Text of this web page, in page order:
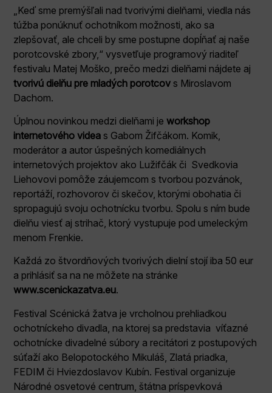
„Keď sme premýšľali nad tvorivými dielňami, viedla nás
túžba ponúknuť ochotníkom možnosti, ako sa
zlepšovať, ale chceli by sme postupne dopĺňať aj naše
porotcovské zbory,“ vysvetľuje programový riaditeľ
festivalu Matej Moško, prečo medzi dielňami nájdete aj
tvorivú dielňu pre mladých porotcov s Miroslavom
Dachom.
Úplnou novinkou medzi dielňami jeworkshop
internetového videa s Gabom Žifčákom. Komik,
moderátor a autor úspešných komediálnych
internetových projektov ako Lužifčák či Svedkovia
Liehovovi pomôže záujemcom s tvorbou pozvánok,
reportáží, rozhovorov či skečov, ktorými obohatia či
spropagujú svoju ochotnícku tvorbu. Spolu s ním bude
dielňu viesť aj strihač, ktorý vystupuje pod umeleckým
menom Frenkie.
Každá zo štvordňových tvorivých dielní stojí iba 50 eur
a prihlásiť sa na ne môžete na stránke
www.scenickazatva.eu.
Festival Scénická žatva je vrcholnou prehliadkou
ochotníckeho divadla, na ktorej sa predstavia víťazné
ochotnícke divadelné súbory a recitátori z postupových
súťaží ako Belopotockého Mikuláš, Zlatá priadka,
FEDIM či Hviezdoslavov Kubín. Festival organizuje
Národné osvetové centrum, štátna príspevková